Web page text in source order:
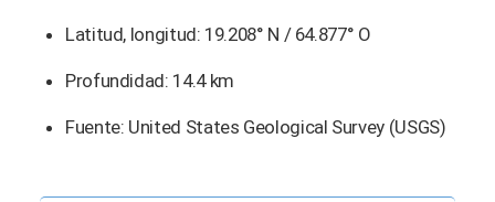
Latitud, longitud: 19.208° N / 64.877° O
Profundidad: 14.4 km
Fuente: United States Geological Survey (USGS)